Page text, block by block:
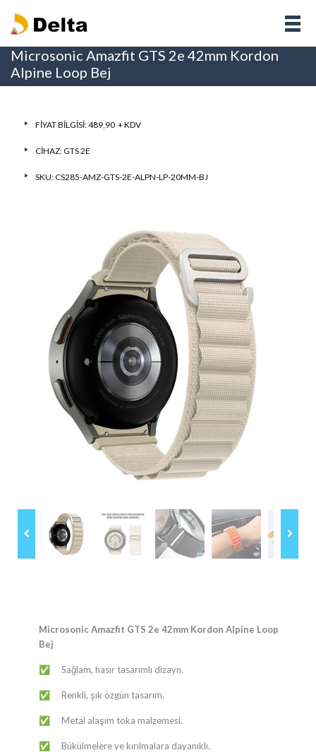
Microsonic Amazfit GTS 2e 42mm Kordon
Alpine Loop Bej
FIYAT BILGISI: 489,90 + KDV
CIHAZ:GTS 2E
SKU: CS285-AMZ-GTS-2E-ALPN-LP-20MM-BJ
Microsonic Amazfit GTS 2e 42mm Kordon Alpine Loop
Bej
✅ ​​Sağlam, hasır tasarımlı dizayn.
✅ ​​Renkli, şık özgün tasarım.
✅ ​​Metal alaşım toka malzemesi.
✅ ​​Bükülmelere ve kırılmalara dayanıklı.